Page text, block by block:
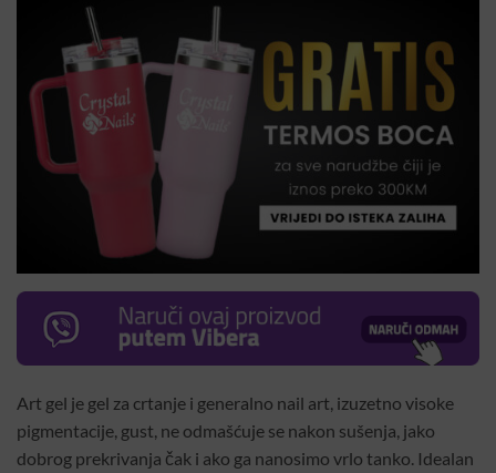
Art gel je gel za crtanje i generalno nail art, izuzetno visoke
pigmentacije, gust, ne odmašćuje se nakon sušenja, jako
dobrog prekrivanja čak i ako ga nanosimo vrlo tanko. Idealan